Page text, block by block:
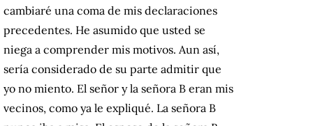
cambiaré una coma de mis declaraciones
precedentes. He asumido que usted se
niega a comprender mis motivos. Aun así,
sería considerado de su parte admitir que
yo no miento. El señor y la señora B eran mis
vecinos, como ya le expliqué. La señora B